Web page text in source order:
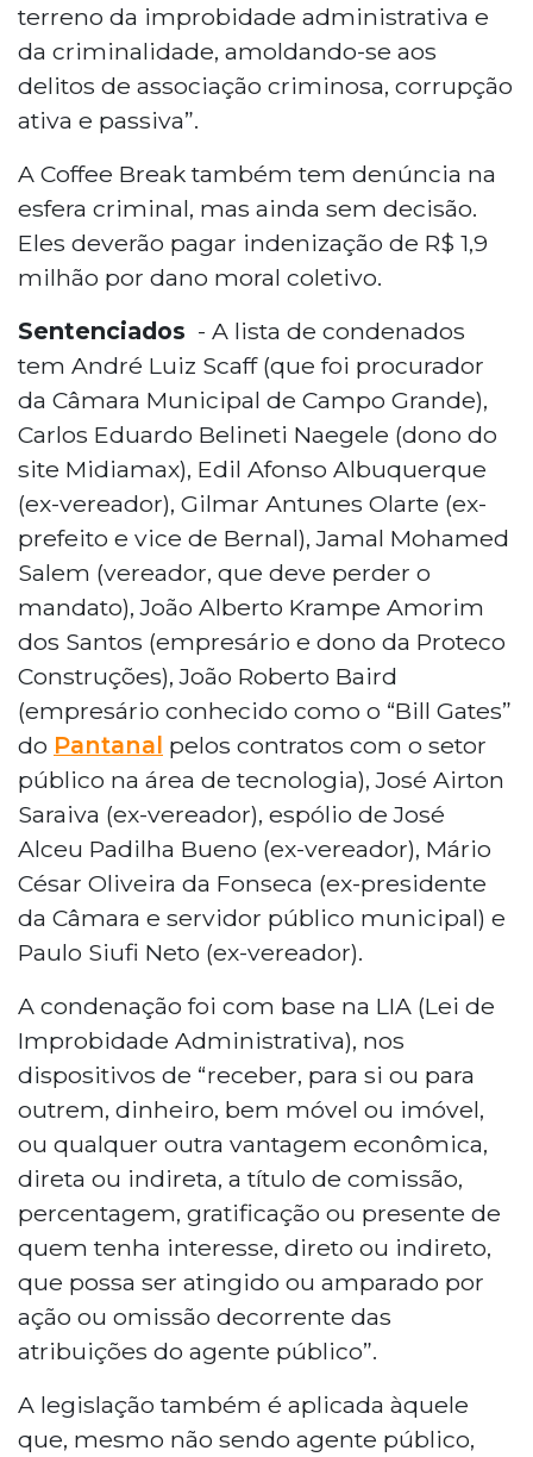
terreno da improbidade administrativa e
da criminalidade, amoldando-se aos
delitos de associação criminosa, corrupção
ativa e passiva”.
A Coffee Break também tem denúncia na
esfera criminal, mas ainda sem decisão.
Eles deverão pagar indenização de R$ 1,9
milhão por dano moral coletivo.
Sentenciados - A lista de condenados
tem André Luiz Scaff (que foi procurador
da Câmara Municipal de Campo Grande),
Carlos Eduardo Belineti Naegele (dono do
site Midiamax), Edil Afonso Albuquerque
(ex-vereador), Gilmar Antunes Olarte (ex-
prefeito e vice de Bernal), Jamal Mohamed
Salem (vereador, que deve perder o
mandato), João Alberto Krampe Amorim
dos Santos (empresário e dono da Proteco
Construções), João Roberto Baird
(empresário conhecido como o “Bill Gates”
do Pantanal pelos contratos com o setor
público na área de tecnologia), José Airton
Saraiva (ex-vereador), espólio de José
Alceu Padilha Bueno (ex-vereador), Mário
César Oliveira da Fonseca (ex-presidente
da Câmara e servidor público municipal) e
Paulo Siufi Neto (ex-vereador).
A condenação foi com base na LIA (Lei de
Improbidade Administrativa), nos
dispositivos de “receber, para si ou para
outrem, dinheiro, bem móvel ou imóvel,
ou qualquer outra vantagem econômica,
direta ou indireta, a título de comissão,
percentagem, gratificação ou presente de
quem tenha interesse, direto ou indireto,
que possa ser atingido ou amparado por
ação ou omissão decorrente das
atribuições do agente público”.
A legislação também é aplicada àquele
que, mesmo não sendo agente público,